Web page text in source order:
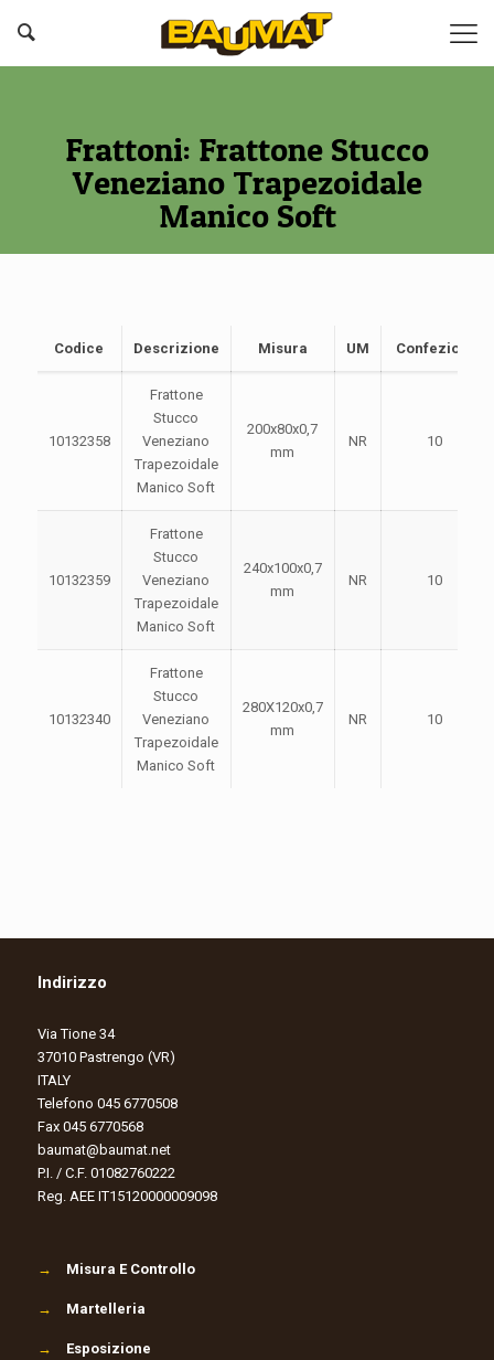
Frattoni: Frattone Stucco
Veneziano Trapezoidale
Manico Soft
Codice Descrizione Misura UM Confezione
10132358
Frattone
Stucco
Veneziano
Trapezoidale
Manico Soft
200x80x0,7
mm
NR 10
10132359
Frattone
Stucco
Veneziano
Trapezoidale
Manico Soft
240x100x0,7
mm
NR 10
10132340
Frattone
Stucco
Veneziano
Trapezoidale
Manico Soft
280X120x0,7
mm
NR 10
Indirizzo
Via Tione 34
37010 Pastrengo (VR)
ITALY
Telefono 045 6770508
Fax 045 6770568
baumat@baumat.net
P.I. / C.F. 01082760222
Reg. AEE IT15120000009098
→ Misura E Controllo
→ Martelleria
→ Esposizione